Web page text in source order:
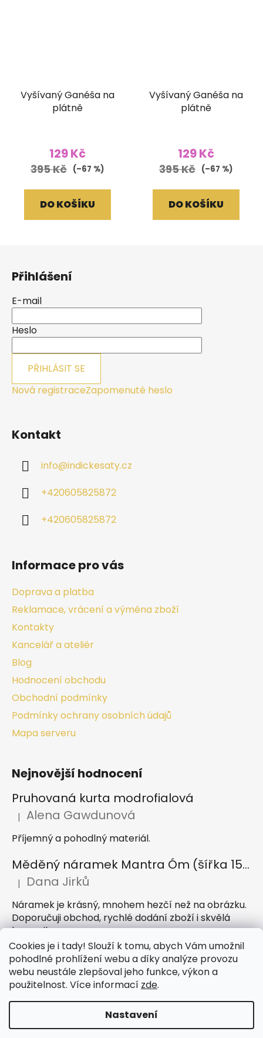
Cookies je i tady! Slouží k tomu, abych Vám umožnil
pohodlné prohlížení webu a díky analýze provozu
webu neustále zlepšoval jeho funkce, výkon a
použitelnost. Více informací zde.
Nastavení
Vyšívaný Ganéša na
plátně
129 Kč
395 Kč (–67 %)
DO KOŠÍKU
Vyšívaný Ganéša na
plátně
129 Kč
395 Kč (–67 %)
DO KOŠÍKU
Přihlášení
E-mail
Heslo
PŘIHLÁSIT SE
Nová registraceZapomenuté heslo
Kontakt
info@indickesaty.cz
+420605825872
+420605825872
Informace pro vás
Doprava a platba
Reklamace, vrácení a výměna zboží
Kontakty
Kancelář a ateliér
Blog
Hodnocení obchodu
Obchodní podmínky
Podmínky ochrany osobních údajů
Mapa serveru
Nejnovější hodnocení
Pruhovaná kurta modrofialová
Hodnocení produktu je 5 z 5 hvězdiček.
| Alena Gawdunová
Příjemný a pohodlný materiál.
Měděný náramek Mantra Óm (šířka 15 mm)
Hodnocení produktu je 5 z 5 hvězdiček.
| Dana Jirků
Náramek je krásný, mnohem hezčí než na obrázku.
Doporučuji obchod, rychlé dodání zboží i skvělá
komunikace
Hodnocení produktu je 5 z 5 hvězdiček.
| Petra Hejátková